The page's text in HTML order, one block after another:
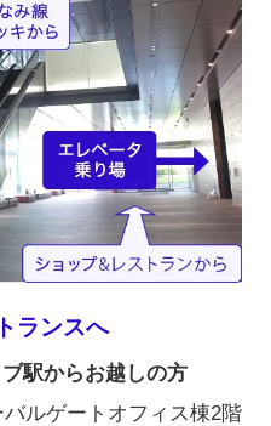
ランスへ
駅からお越しの方
ルゲートオフィス棟2階